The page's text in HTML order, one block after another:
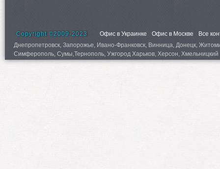
Copyright ©2009-2023 Офис в Украинке Офис в Москве
Все
Днепропетровск, Запорожье, Ивано-Франковск, Винница, Донецк,
Симферополь, Сумы,Тернополь, Ужгород Харьков, Херсон,